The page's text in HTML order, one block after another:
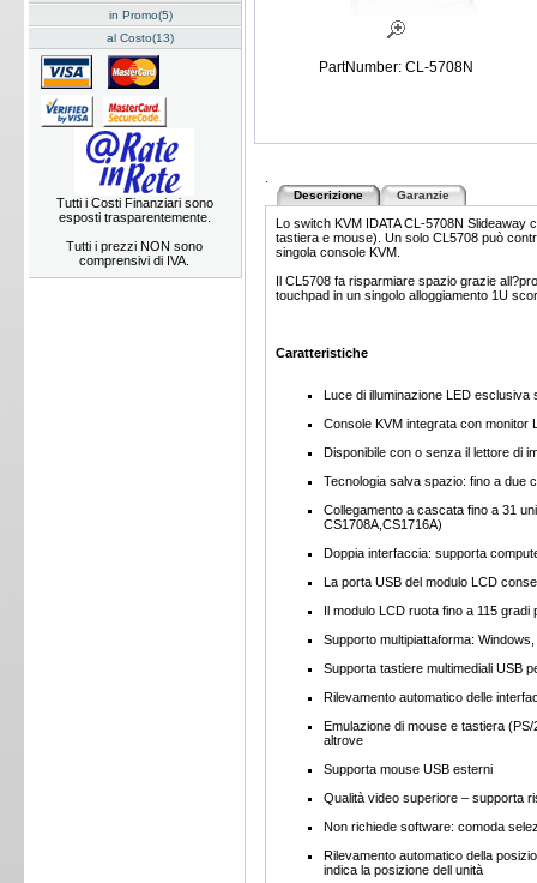
in Promo(5)
al Costo(13)
Tutti i Costi Finanziari sono
esposti trasparentemente.
Tutti i prezzi NON sono
comprensivi di IVA.
PartNumber: CL-5708N
Descrizione Garanzie
Lo switch KVM IDATA CL-5708N
tastiera e mouse). Un solo CL5708 può
singola console KVM.
Il CL5708 fa risparmiare spazio grazie
touchpad in un singolo alloggiamento 1U
Caratteristiche
Luce di illuminazione LED esclusiva
Console KVM integrata con monitor
Disponibile con o senza il lettore di
Tecnologia salva spazio: fino a due
Collegamento a cascata fino a 31
CS1708A,CS1716A)
Doppia interfaccia: supporta
La porta USB del modulo LCD
Il modulo LCD ruota fino a 115
Supporto multipiattaforma:
Supporta tastiere multimediali USB
Rilevamento automatico delle
Emulazione di mouse e tastiera
altrove
Supporta mouse USB esterni
Qualità video superiore – supporta
Non richiede software: comoda
Rilevamento automatico della
indica la posizione dell unità